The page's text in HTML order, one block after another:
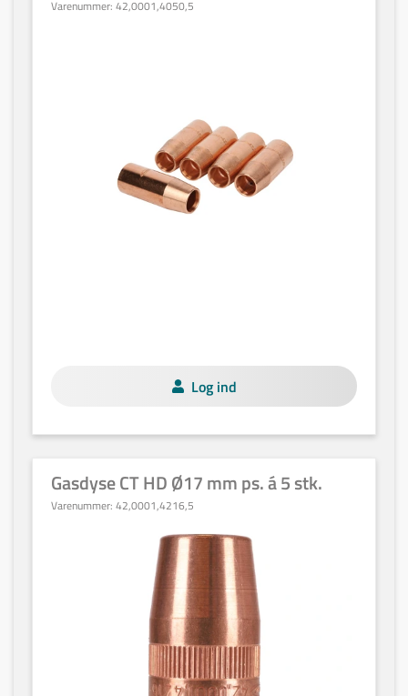
Varenummer: 42,0001,4050,5
Log ind
Gasdyse CT HD Ø17 mm ps. á 5 stk.
Varenummer: 42,0001,4216,5